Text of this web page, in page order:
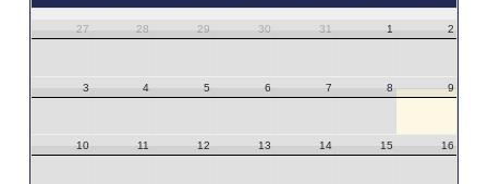
27 28 29 30 31 1 2
3 4 5 6 7 8 9
10 11 12 13 14 15 16